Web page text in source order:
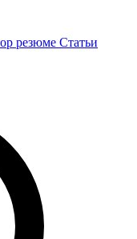
резюме Статьи